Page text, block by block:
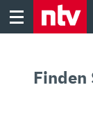
Skip
Finden